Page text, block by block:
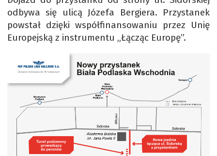
odbywa się ulicą Józefa Bergiera. Przystanek
powstał dzięki współfinansowaniu przez Unię
Europejską z instrumentu „Łącząc Europę”.